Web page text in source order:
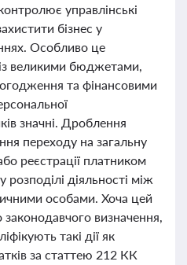
управлінські
бізнес у
Особливо це
великими бюджетами,
та фінансовими
значні. Дроблення
переходу на загальну
реєстрації платником
діяльності між
особами. Хоча цей
визначення,
такі дії як
за статтею 212 КК